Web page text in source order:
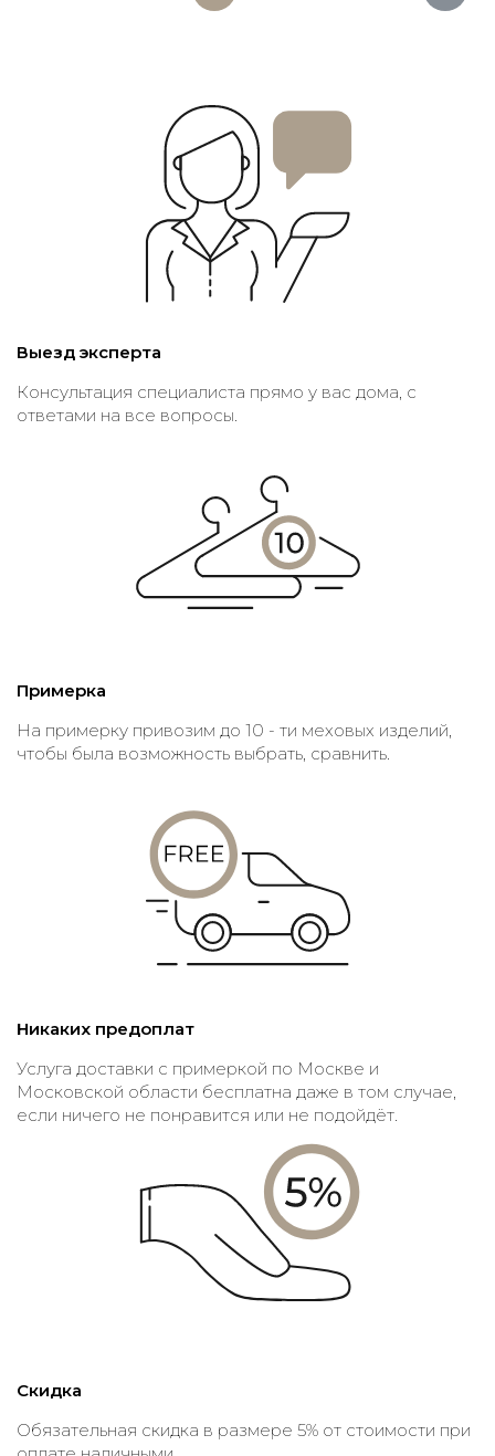
Выезд эксперта
Консультация специалиста прямо у вас дома, с
ответами на все вопросы.
Примерка
На примерку привозим до 10 - ти меховых изделий,
чтобы была возможность выбрать, сравнить.
Никаких предоплат
Услуга доставки с примеркой по Москве и
Московской области бесплатна даже в том случае,
если ничего не понравится или не подойдёт.
Скидка
Обязательная скидка в размере 5% от стоимости при